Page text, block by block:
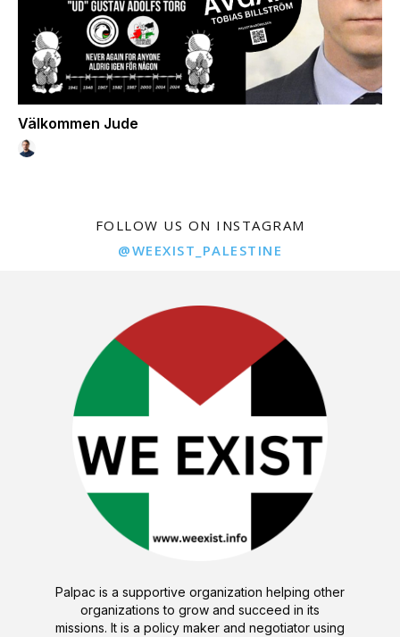
Välkommen Jude
FOLLOW US ON INSTAGRAM
@WEEXIST_PALESTINE
Palpac is a supportive organization helping other
organizations to grow and succeed in its
missions. It is a policy maker and negotiator using